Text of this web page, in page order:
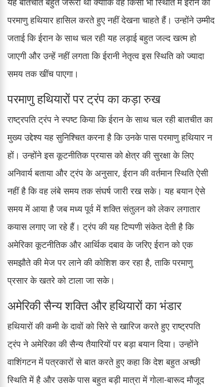
परमाणु हथियार हासिल करते हुए नहीं देखना चाहते हैं। उन्होंने उम्मीद
जताई कि ईरान के साथ चल रही यह लड़ाई बहुत जल्द खत्म हो
जाएगी और उन्हें नहीं लगता कि ईरानी नेतृत्व इस स्थिति को ज्यादा
समय तक खींच पाएगा।
परमाणु हथियारों पर ट्रंप का कड़ा रुख
राष्ट्रपति ट्रंप ने स्पष्ट किया कि ईरान के साथ चल रही बातचीत का
मुख्य उद्देश्य यह सुनिश्चित करना है कि उनके पास परमाणु हथियार न
हों। उन्होंने इस कूटनीतिक प्रयास को क्षेत्र की सुरक्षा के लिए
अनिवार्य बताया और ट्रंप के अनुसार, ईरान की वर्तमान स्थिति ऐसी
नहीं है कि वह लंबे समय तक संघर्ष जारी रख सके। यह बयान ऐसे
समय में आया है जब मध्य पूर्व में शक्ति संतुलन को लेकर लगातार
कयास लगाए जा रहे हैं। ट्रंप की यह टिप्पणी संकेत देती है कि
अमेरिका कूटनीतिक और आर्थिक दबाव के जरिए ईरान को एक
समझौते की मेज पर लाने की कोशिश कर रहा है, ताकि परमाणु
प्रसार के खतरे को टाला जा सके।
अमेरिकी सैन्य शक्ति और हथियारों का भंडार
हथियारों की कमी के दावों को सिरे से खारिज करते हुए राष्ट्रपति
ट्रंप ने अमेरिका की सैन्य तैयारियों पर बड़ा बयान दिया। उन्होंने
वाशिंगटन में पत्रकारों से बात करते हुए कहा कि देश बहुत अच्छी
स्थिति में है और उसके पास बहुत बड़ी मात्रा में गोला-बारूद मौजूद